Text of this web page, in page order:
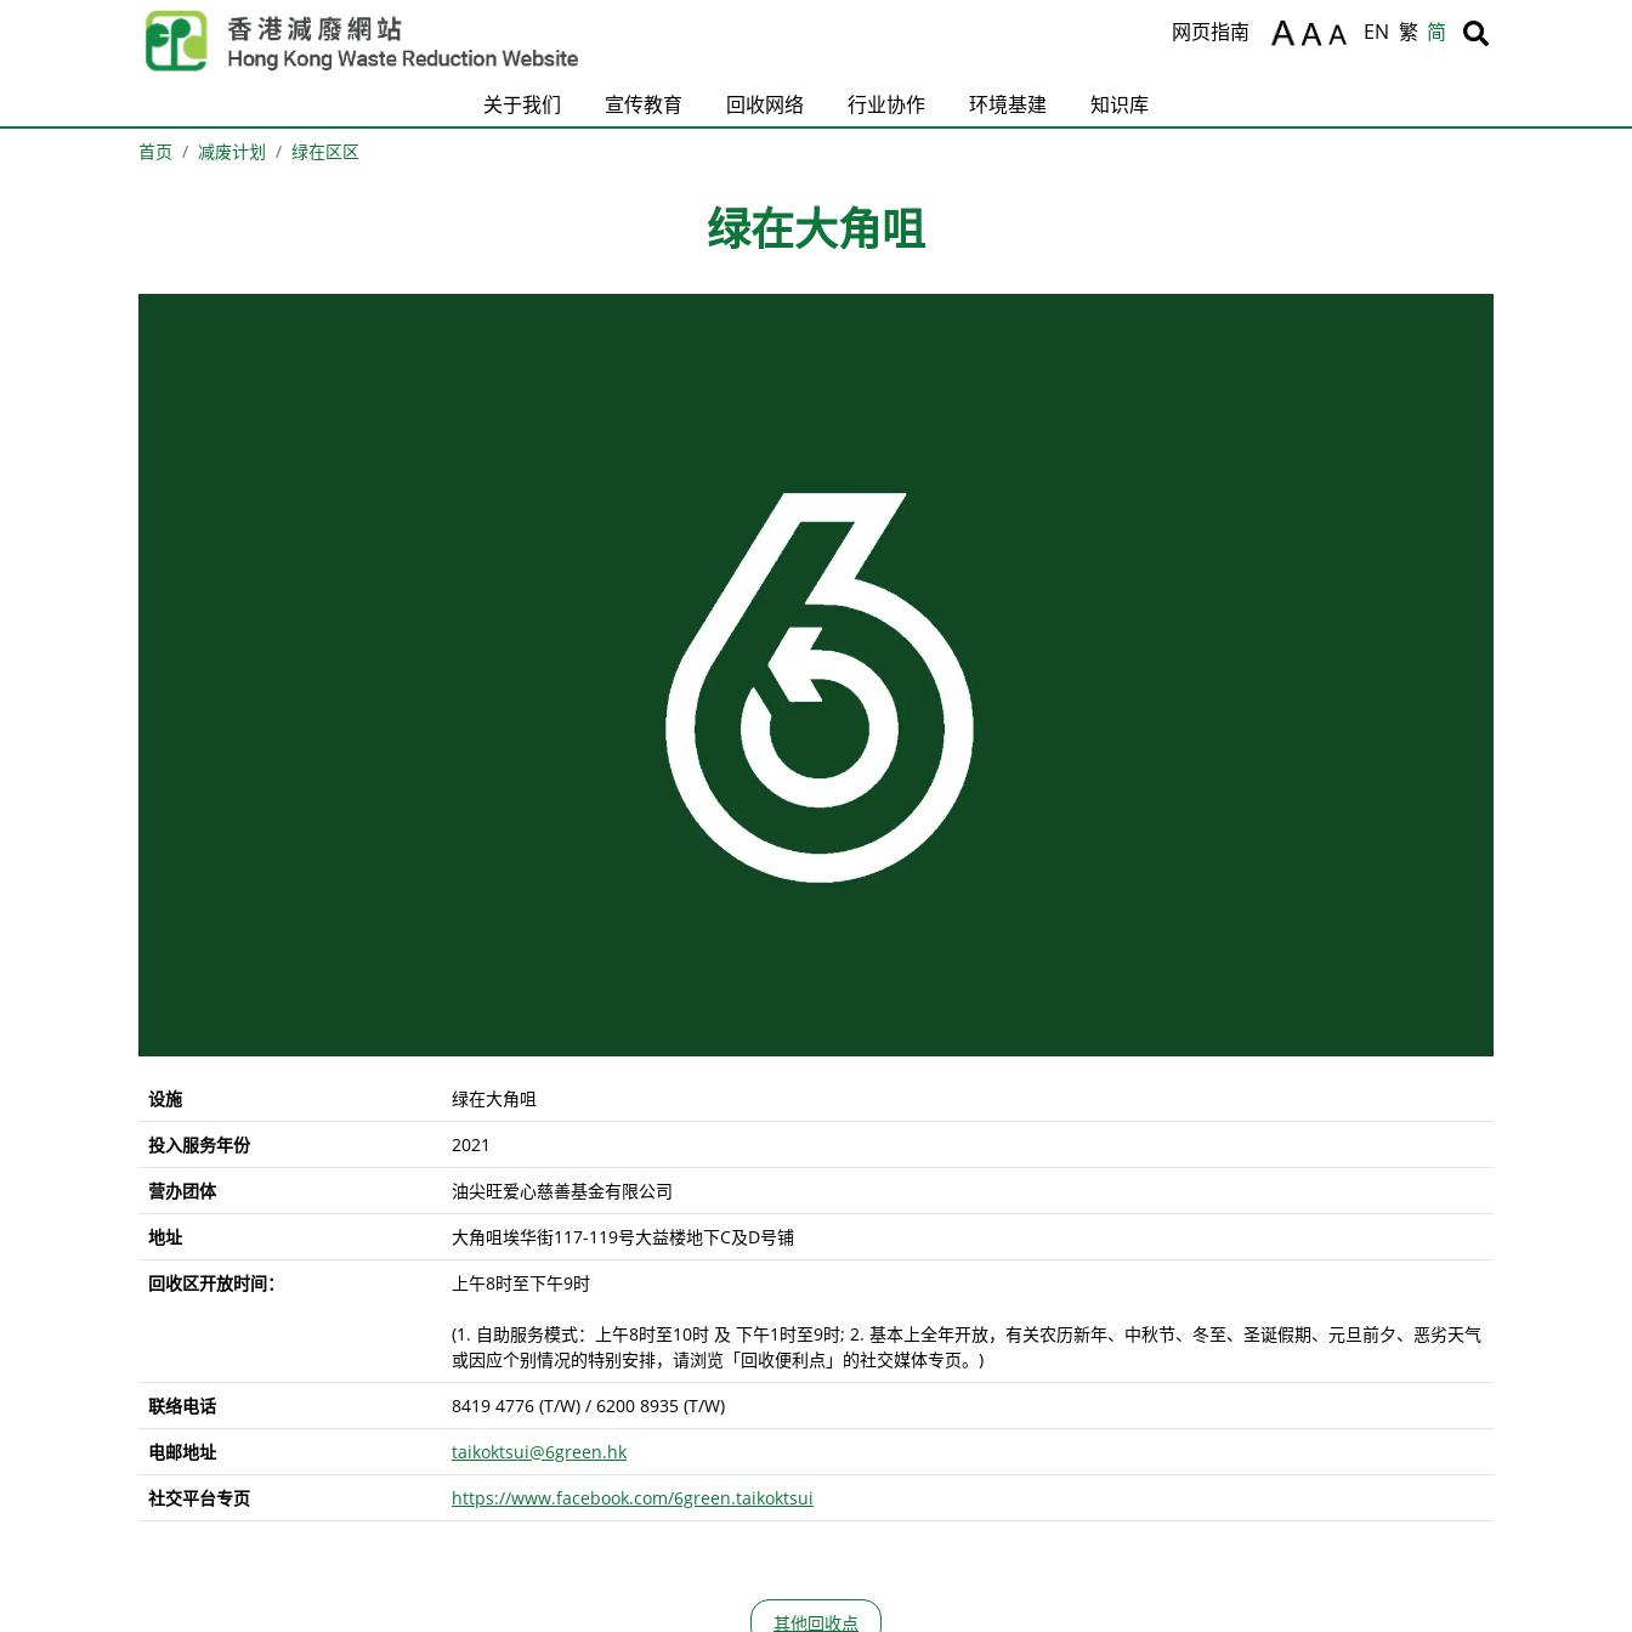
Skip to main content
Body
网页指南 EN 繁 简 Body
关于我们 宣传教育 回收网络 行业协作 环境基建 知识库
首页 减废计划 绿在区区
绿在大角咀
设施
绿在大角咀
投入服务年份
2021
营办团体
油尖旺爱心慈善基金有限公司
地址
大角咀埃华街117-119号大益楼地下C及D号铺
回收区开放时间：
上午8时至下午9时
(1. 自助服务模式：上午8时至10时 及 下午1时至9时; 2. 基本上全年开放，有关农历新年、中秋节、冬至、圣诞假期、元旦前夕、恶劣天气
或因应个别情况的特别安排，请浏览「回收便利点」的社交媒体专页。)
联络电话
8419 4776 (T/W) / 6200 8935 (T/W)
电邮地址
taikoktsui@6green.hk
社交平台专页
https://www.facebook.com/6green.taikoktsui
其他回收点